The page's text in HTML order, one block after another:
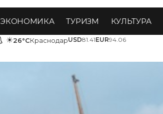
ЭКОНОМИКА ТУРИЗМ КУЛЬТУРА
☀26°CКраснодарUSD81.41EUR94.06